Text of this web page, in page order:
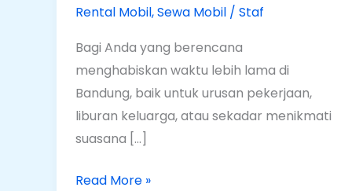
Rental Mobil,Sewa Mobil / Staf
Bagi Anda yang berencana
menghabiskan waktu lebih lama di
Bandung, baik untuk urusan pekerjaan,
liburan keluarga, atau sekadar menikmati
suasana […]
Read More »